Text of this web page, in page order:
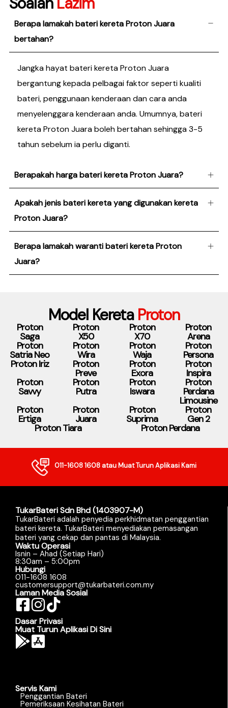
Berapa lamakah bateri kereta Proton Juara
bertahan?
Jangka hayat bateri kereta Proton Juara
bergantung kepada pelbagai faktor seperti kualiti
bateri, penggunaan kenderaan dan cara anda
menyelenggara kenderaan anda. Umumnya, bateri
kereta Proton Juara boleh bertahan sehingga 3-5
tahun sebelum ia perlu diganti.
Berapakah harga bateri kereta Proton Juara?
Apakah jenis bateri kereta yang digunakan kereta
Proton Juara?
Berapa lamakah waranti bateri kereta Proton
Juara?
Model Kereta Proton
Proton
Saga
Proton
X50
Proton
X70
Proton
Arena
Proton
Satria Neo
Proton
Wira
Proton
Waja
Proton
Persona
Proton Iriz Proton
Preve
Proton
Exora
Proton
Inspira
Proton
Savvy
Proton
Putra
Proton
Iswara
Proton
Perdana
Limousine
Proton
Ertiga
Proton
Juara
Proton
Suprima
Proton
Gen 2
Proton Tiara Proton Perdana
011-1608 1608atau Muat Turun Aplikasi Kami
TukarBateri Sdn Bhd (1403907-M)
TukarBateri adalah penyedia perkhidmatan penggantian
bateri kereta. TukarBateri menyediakan pemasangan
bateri yang cekap dan pantas di Malaysia.
Waktu Operasi
Isnin – Ahad (Setiap Hari)
8:30am – 5:00pm
Hubungi
011-1608 1608
customersupport@tukarbateri.com.my
Laman Media Sosial
Dasar Privasi
Muat Turun Aplikasi Di Sini
Servis Kami
Penggantian Bateri
Pemeriksaan Kesihatan Bateri